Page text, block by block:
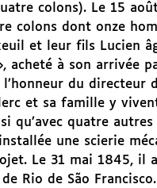
colons). Le 15
colons dont onze
et leur fils Lucien
acheté à son arrivée
du directeur
et sa famille y
qu’avec quatre
une scierie
Le 31 mai 1845, il
Rio de São Francisco.